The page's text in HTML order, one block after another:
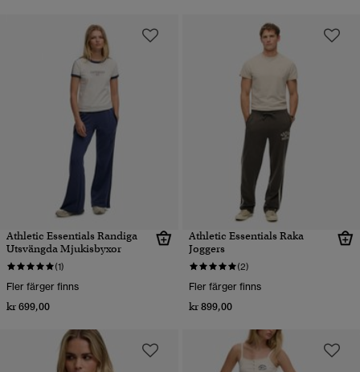
Athletic Essentials Randiga
Utsvängda Mjukisbyxor
(1)
Fler färger finns
kr 699,00
Athletic Essentials Raka
Joggers
(2)
Fler färger finns
kr 899,00